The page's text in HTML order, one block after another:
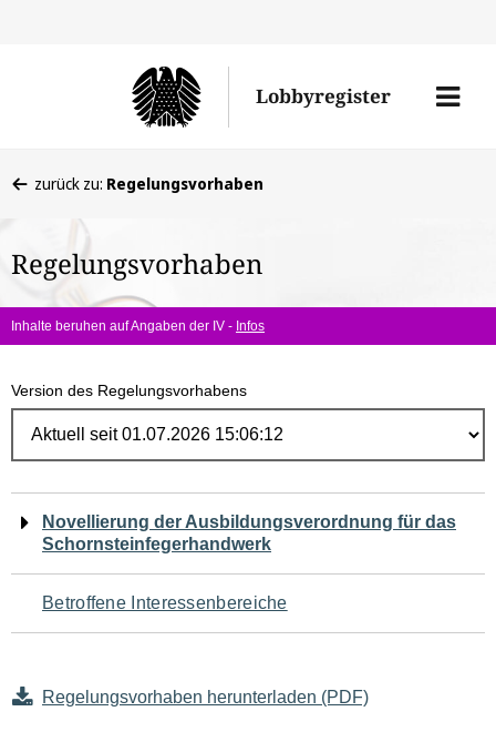
Lobbyregister
Menü
befinden
hier:
zurück zu: Regelungsvorhaben
Regelungsvorhaben
Inhalte beruhen auf Angaben der IV - Infos
Version des Regelungsvorhabens
Navigation
für
den
Novellierung der Ausbildungsverordnung für das
Schornsteinfegerhandwerk
Betroffene Interessenbereiche
Regelungsvorhaben herunterladen (PDF)